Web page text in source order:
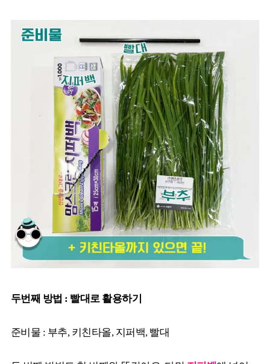
두번째 방법 : 빨대로 활용하기
준비물 : 부추, 키친타올, 지퍼백, 빨대